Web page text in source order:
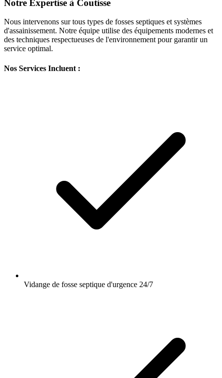
Notre Expertise à Coutisse
Nous intervenons sur tous types de fosses septiques et systèmes
d'assainissement. Notre équipe utilise des équipements modernes et
des techniques respectueuses de l'environnement pour garantir un
service optimal.
Nos Services Incluent :
Vidange de fosse septique d'urgence 24/7